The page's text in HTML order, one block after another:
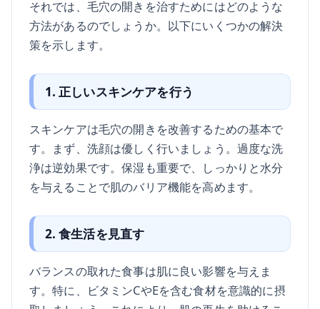
それでは、毛穴の開きを治すためにはどのような
方法があるのでしょうか。以下にいくつかの解決
策を示します。
1. 正しいスキンケアを行う
スキンケアは毛穴の開きを改善するための基本で
す。まず、洗顔は優しく行いましょう。過度な洗
浄は逆効果です。保湿も重要で、しっかりと水分
を与えることで肌のバリア機能を高めます。
2. 食生活を見直す
バランスの取れた食事は肌に良い影響を与えま
す。特に、ビタミンCやEを含む食材を意識的に摂